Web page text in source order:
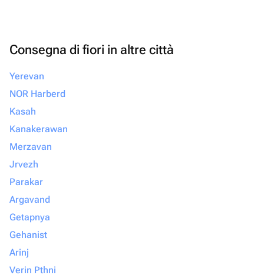
Consegna di fiori in altre città
Yerevan
NOR Harberd
Kasah
Kanakerawan
Merzavan
Jrvezh
Parakar
Argavand
Getapnya
Gehanist
Arinj
Verin Pthni